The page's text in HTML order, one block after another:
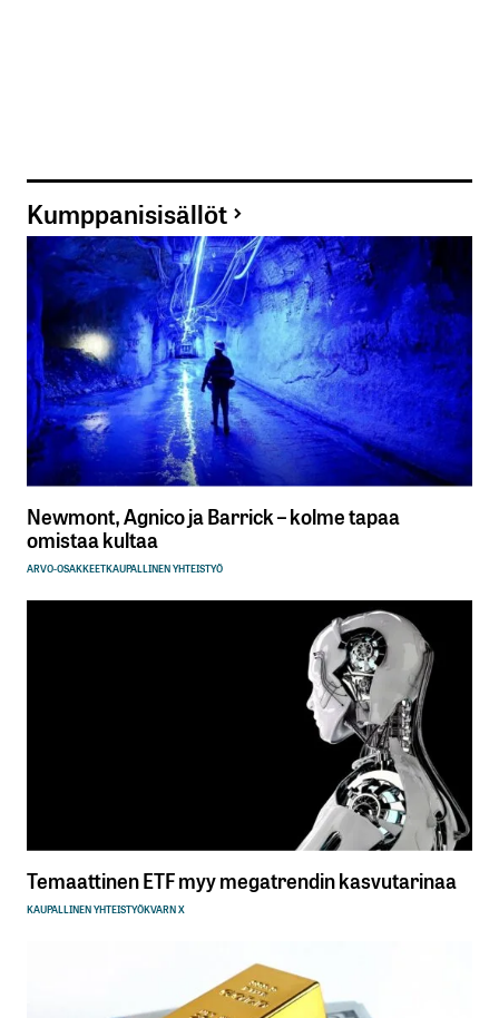
Kumppanisisällöt
Newmont, Agnico ja Barrick – kolme tapaa
omistaa kultaa
ARVO-OSAKKEETKAUPALLINEN YHTEISTYÖ
Temaattinen ETF myy megatrendin kasvutarinaa
KAUPALLINEN YHTEISTYÖKVARN X